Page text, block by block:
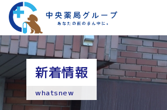
新着情報
whatsnew